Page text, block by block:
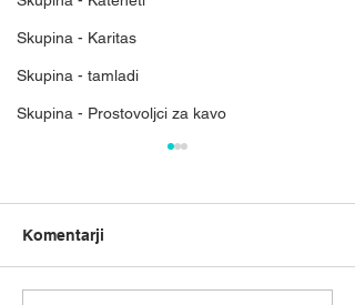
Skupina - Karitas
Skupina - tamladi
Skupina - Prostovoljci za kavo
Nebeško kraljestvo ni le
Komentarji